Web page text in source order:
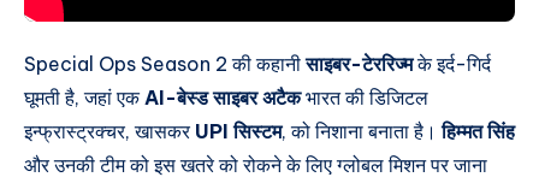
Special Ops Season 2 की कहानीसाइबर-टेररिज्मके इर्द-गिर्द
घूमती है, जहां एक AI-बेस्ड साइबर अटैकभारत की डिजिटल
इन्फ्रास्ट्रक्चर, खासकर UPI सिस्टम, को निशाना बनाता है।हिम्मत सिंह
और उनकी टीम को इस खतरे को रोकने के लिए ग्लोबल मिशन पर जाना